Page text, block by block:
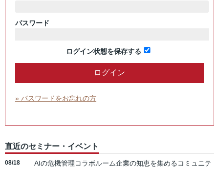
パスワード
ログイン状態を保存する
» パスワードをお忘れの方
直近のセミナー・イベント
08/18
AIの危機管理コラボルーム企業の知恵を集めるコミュニテ